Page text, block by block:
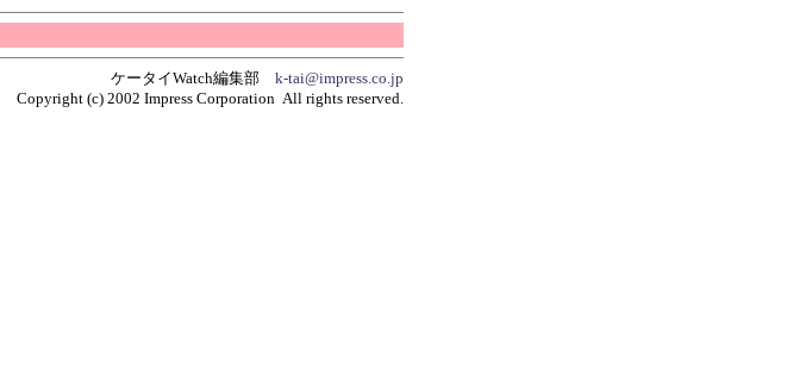
ケータイWatch編集部 k-tai@impress.co.jp
Copyright (c) 2002 Impress Corporation All rights reserved.